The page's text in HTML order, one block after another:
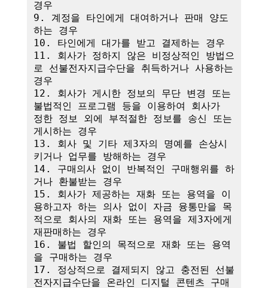
경우
9. 계정을 타인에게 대여하거나 판매 양도
하는 경우
10. 타인에게 대가를 받고 결제하는 경우
11. 회사가 정하지 않은 비정상적인 방법으
로 선불전자지급수단을 취득하거나 사용하는
경우
12. 회사가 게시한 정보의 무단 변경 또는
불법적인 프로그램 등을 이용하여 회사가
정한 정보 외에 부적절한 정보를 송신 또는
게시하는 경우
13. 회사 및 기타 제3자의 명예를 손상시
키거나 업무를 방해하는 경우
14. 구매의사 없이 반복적인 구매행위를 하
거나 환불받는 경우
15. 회사가 제공하는 재화 또는 용역을 이
용하고자 하는 의사 없이 자금 융통만을 목
적으로 회사의 재화 또는 용역을 제3자에게
재판매하는 경우
16. 불법 할인의 목적으로 재화 또는 용역
을 구매하는 경우
17. 정상적으로 결제되지 않고 충전된 선불
전자지급수단을 온라인 디지털 콘텐츠 구매